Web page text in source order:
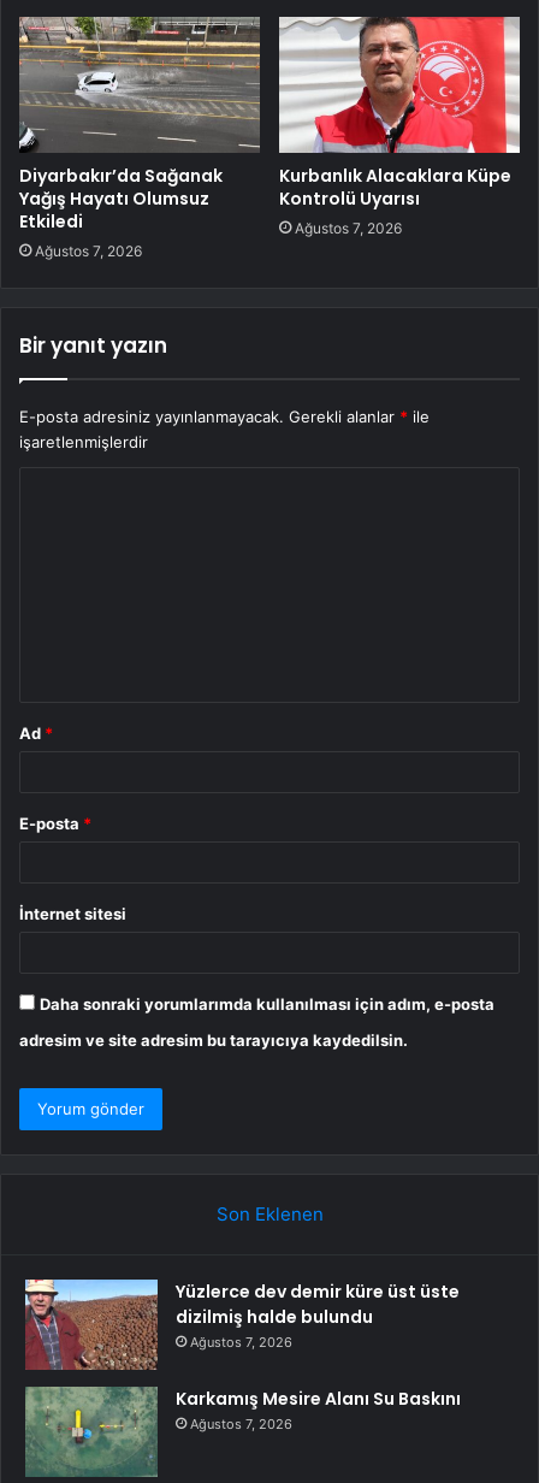
Diyarbakır’da Sağanak
Yağış Hayatı Olumsuz
Etkiledi
Ağustos 7, 2026
Kurbanlık Alacaklara Küpe
Kontrolü Uyarısı
Ağustos 7, 2026
Bir yanıt yazın
E-posta adresiniz yayınlanmayacak. Gerekli alanlar * ile
işaretlenmişlerdir
Ad *
E-posta *
İnternet sitesi
Daha sonraki yorumlarımda kullanılması için adım, e-posta
adresim ve site adresim bu tarayıcıya kaydedilsin.
Son Eklenen
Yüzlerce dev demir küre üst üste
dizilmiş halde bulundu
Ağustos 7, 2026
Karkamış Mesire Alanı Su Baskını
Ağustos 7, 2026